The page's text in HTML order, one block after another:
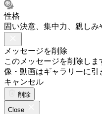
性格
固い決意、集中力、親しみ
メッセージを削除
このメッセージを削除し
像・動画はギャラリーに引
キャンセル
削除
Close